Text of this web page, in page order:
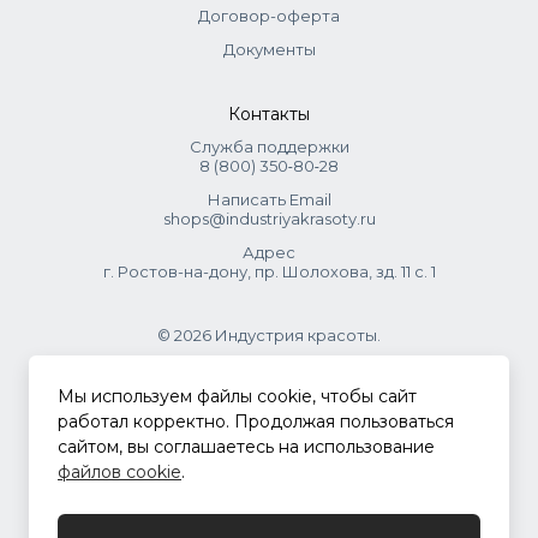
Договор-оферта
Документы
Контакты
Служба поддержки
8 (800) 350‑80‑28
Написать Email
shops@industriyakrasoty.ru
Адрес
г. Ростов-на-дону, пр. Шолохова, зд. 11 с. 1
© 2026 Индустрия красоты.
.
Политика конфиденциальности
Мы используем файлы cookie, чтобы сайт
работал корректно. Продолжая пользоваться
сайтом, вы соглашаетесь на использование
файлов cookie.